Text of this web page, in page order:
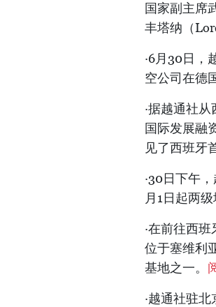
国家副主席
丰塔纳（
·6月30日，
空公司在德
·据越通社
国际发展融
见了西班牙
·30日下午
月1日起两
·在前往西
位于塞维利
基地之一。
·越通社驻